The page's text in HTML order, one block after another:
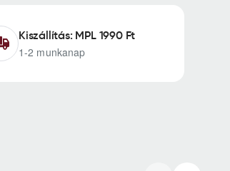
Kiszállítás: MPL 1990 Ft
1-2 munkanap